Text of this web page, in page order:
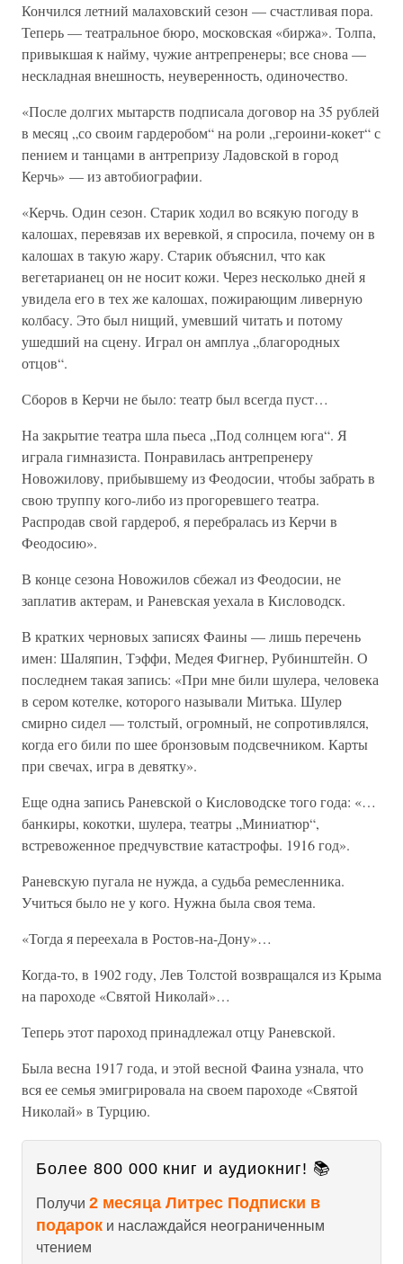
Кончился летний малаховский сезон — счастливая пора.
Теперь — театральное бюро, московская «биржа». Толпа,
привыкшая к найму, чужие антрепренеры; все снова —
нескладная внешность, неуверенность, одиночество.
«После долгих мытарств подписала договор на 35 рублей
в месяц „со своим гардеробом“ на роли „героини-кокет“ с
пением и танцами в антрепризу Ладовской в город
Керчь» — из автобиографии.
«Керчь. Один сезон. Старик ходил во всякую погоду в
калошах, перевязав их веревкой, я спросила, почему он в
калошах в такую жару. Старик объяснил, что как
вегетарианец он не носит кожи. Через несколько дней я
увидела его в тех же калошах, пожирающим ливерную
колбасу. Это был нищий, умевший читать и потому
ушедший на сцену. Играл он амплуа „благородных
отцов“.
Сборов в Керчи не было: театр был всегда пуст…
На закрытие театра шла пьеса „Под солнцем юга“. Я
играла гимназиста. Понравилась антрепренеру
Новожилову, прибывшему из Феодосии, чтобы забрать в
свою труппу кого-либо из прогоревшего театра.
Распродав свой гардероб, я перебралась из Керчи в
Феодосию».
В конце сезона Новожилов сбежал из Феодосии, не
заплатив актерам, и Раневская уехала в Кисловодск.
В кратких черновых записях Фаины — лишь перечень
имен: Шаляпин, Тэффи, Медея Фигнер, Рубинштейн. О
последнем такая запись: «При мне били шулера, человека
в сером котелке, которого называли Митька. Шулер
смирно сидел — толстый, огромный, не сопротивлялся,
когда его били по шее бронзовым подсвечником. Карты
при свечах, игра в девятку».
Еще одна запись Раневской о Кисловодске того года: «…
банкиры, кокотки, шулера, театры „Миниатюр“,
встревоженное предчувствие катастрофы. 1916 год».
Раневскую пугала не нужда, а судьба ремесленника.
Учиться было не у кого. Нужна была своя тема.
«Тогда я переехала в Ростов-на-Дону»…
Когда-то, в 1902 году, Лев Толстой возвращался из Крыма
на пароходе «Святой Николай»…
Теперь этот пароход принадлежал отцу Раневской.
Была весна 1917 года, и этой весной Фаина узнала, что
вся ее семья эмигрировала на своем пароходе «Святой
Николай» в Турцию.
Более 800 000 книг и аудиокниг! 📚
Получи 2 месяца Литрес Подписки в
подарок и наслаждайся неограниченным
чтением